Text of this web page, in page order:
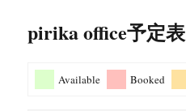
pirika office予定表
Available Booked